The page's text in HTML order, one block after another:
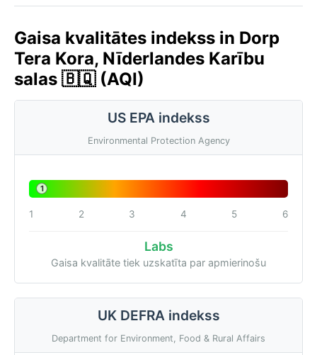
Gaisa kvalitātes indekss in Dorp
Tera Kora, Nīderlandes Karību
salas 🇧🇶 (AQI)
US EPA indekss
Environmental Protection Agency
1
1 2 3 4 5 6
Labs
Gaisa kvalitāte tiek uzskatīta par apmierinošu
UK DEFRA indekss
Department for Environment, Food & Rural Affairs